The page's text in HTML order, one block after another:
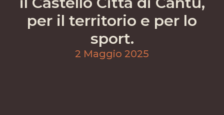
per il territorio e per lo
sport.
2 Maggio 2025